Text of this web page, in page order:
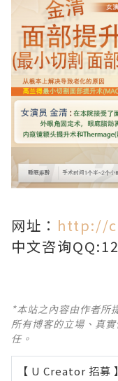
网址： http://
中文咨询
*本站之內容由作者所
所有博客的立場、真
任。
【 U Creator 招募 】